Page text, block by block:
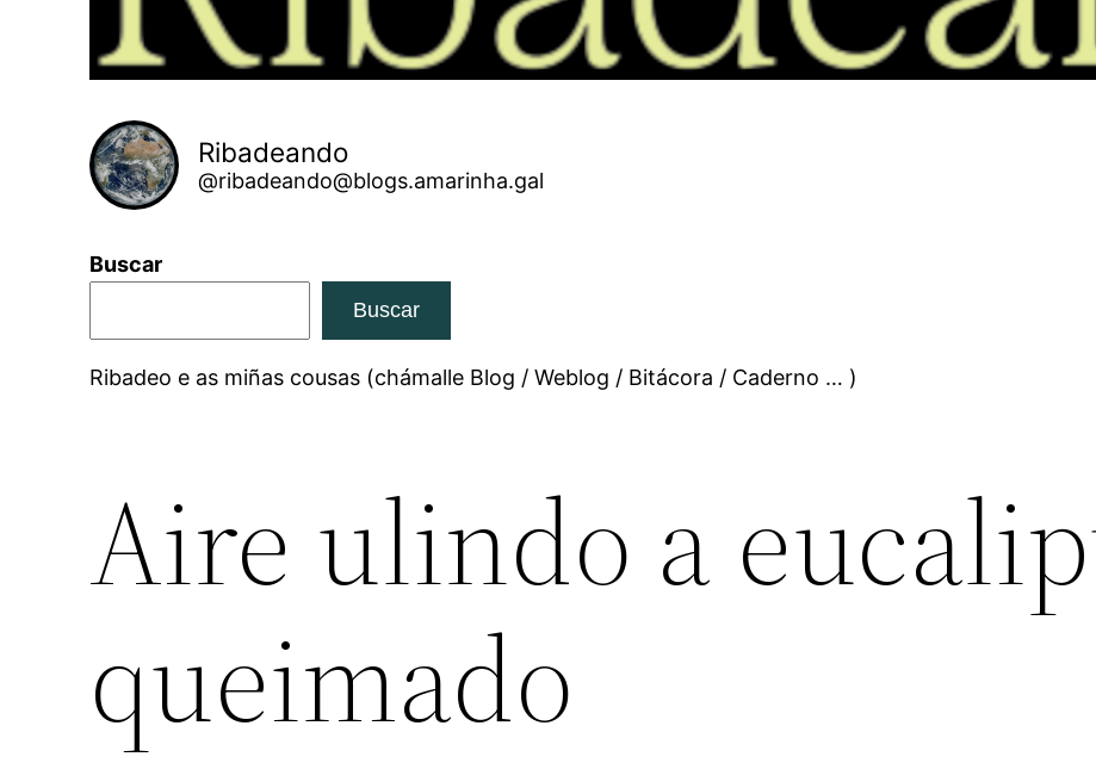
Ribadeando
@ribadeando@blogs.amarinha.gal
Buscar
Buscar
Ribadeo e as miñas cousas (chámalle Blog / Weblog / Bitácora / Caderno … )
Aire ulindo a
queimado